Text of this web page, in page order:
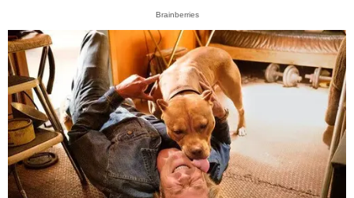
Brainberries